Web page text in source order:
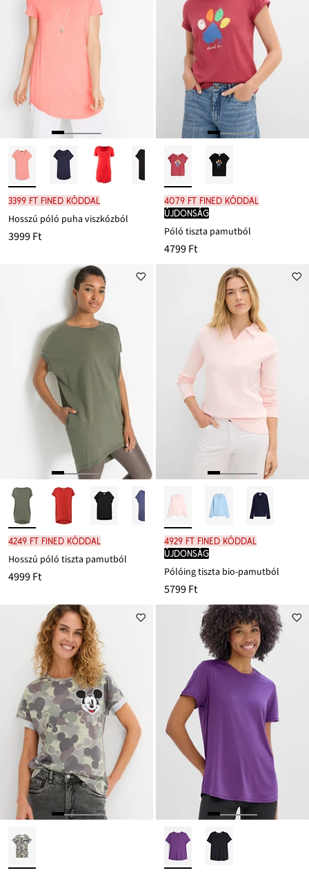
3399 Ft FINED kóddal
Hosszú póló puha viszkózból
3999 Ft
4079 Ft FINED kóddal
újdonság
Póló tiszta pamutból
4799 Ft
4249 Ft FINED kóddal
Hosszú póló tiszta pamutból
4999 Ft
4929 Ft FINED kóddal
újdonság
Pólóing tiszta bio-pamutból
5799 Ft